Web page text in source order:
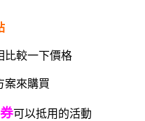
比較一下價格
案來購買
可以抵用的活動